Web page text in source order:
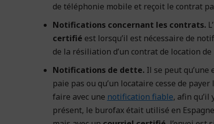
de téléphonie mobile et reçoit le contrat
Notifications concernant les contrats.
certifié est lorsqu’il est nécessaire de
de la résiliation d’un contrat de location
Notifications de dette.Il se peut qu’une
paie pas ou qu’un locataire cesse de
faire avec une notification fiable, afin qu’il
présent, le burofax était utilisé en